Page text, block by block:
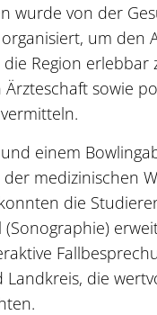
wurde von der
um den
Region erlebbar
sowie
einem
der medizinischen
die
die